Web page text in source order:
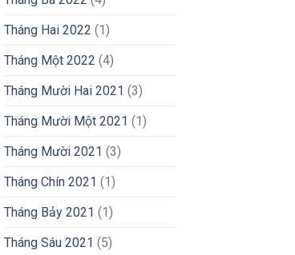
Tháng Hai 2022 (1)
Tháng Một 2022 (4)
Tháng Mười Hai 2021 (3)
Tháng Mười Một 2021 (1)
Tháng Mười 2021 (3)
Tháng Chín 2021 (1)
Tháng Bảy 2021 (1)
Tháng Sáu 2021 (5)